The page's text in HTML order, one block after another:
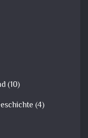
(10)
(4)